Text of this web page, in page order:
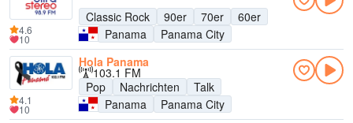
Classic Rock
90er 70er
60er
Panama
Panama City
4.6
10
Hola Panama
103.1 FM
Pop
Nachrichten
Talk
Panama
Panama City
4.1
10